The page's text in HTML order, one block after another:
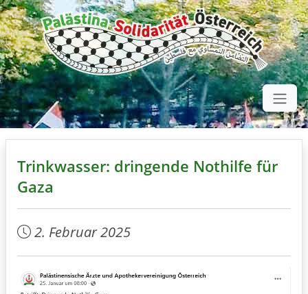
Trinkwasser: dringende Nothilfe für
Gaza
2. Februar 2025